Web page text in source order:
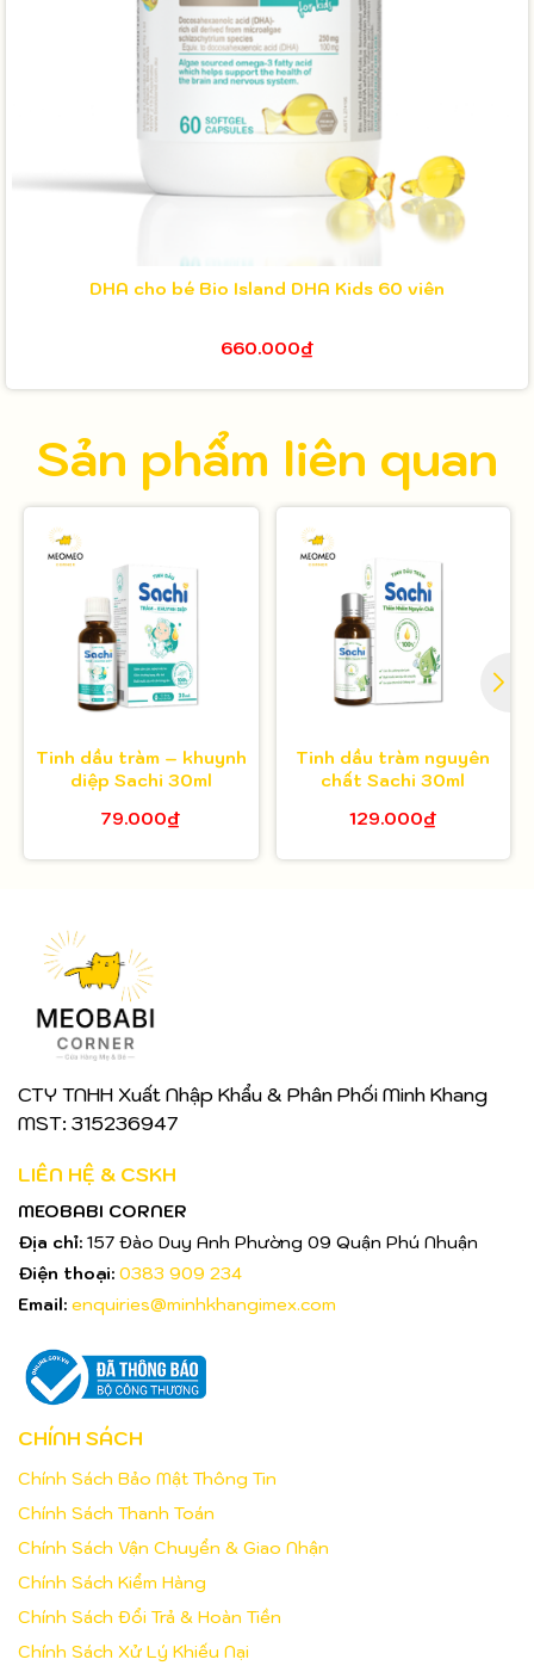
DHA cho bé Bio Island DHA Kids 60 viên
660.000₫
Sản phẩm liên quan
Tinh dầu tràm – khuynh
diệp Sachi 30ml
79.000₫
Tinh dầu tràm nguyên
chất Sachi 30ml
129.000₫
CTY TNHH Xuất Nhập Khẩu & Phân Phối Minh Khang
MST: 315236947
LIÊN HỆ & CSKH
MEOBABI CORNER
Địa chỉ: 157 Đào Duy Anh Phường 09 Quận Phú Nhuận
Điện thoại: 0383 909 234
Email: enquiries@minhkhangimex.com
CHÍNH SÁCH
Chính Sách Bảo Mật Thông Tin
Chính Sách Thanh Toán
Chính Sách Vận Chuyển & Giao Nhận
Chính Sách Kiểm Hàng
Chính Sách Đổi Trả & Hoàn Tiền
Chính Sách Xử Lý Khiếu Nại